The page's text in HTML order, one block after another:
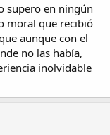
supero en ningún
moral que recibió
aunque con el
no las había,
inolvidable